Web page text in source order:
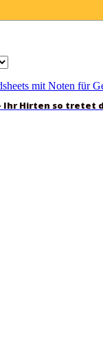
Ihr Hirten so tretet